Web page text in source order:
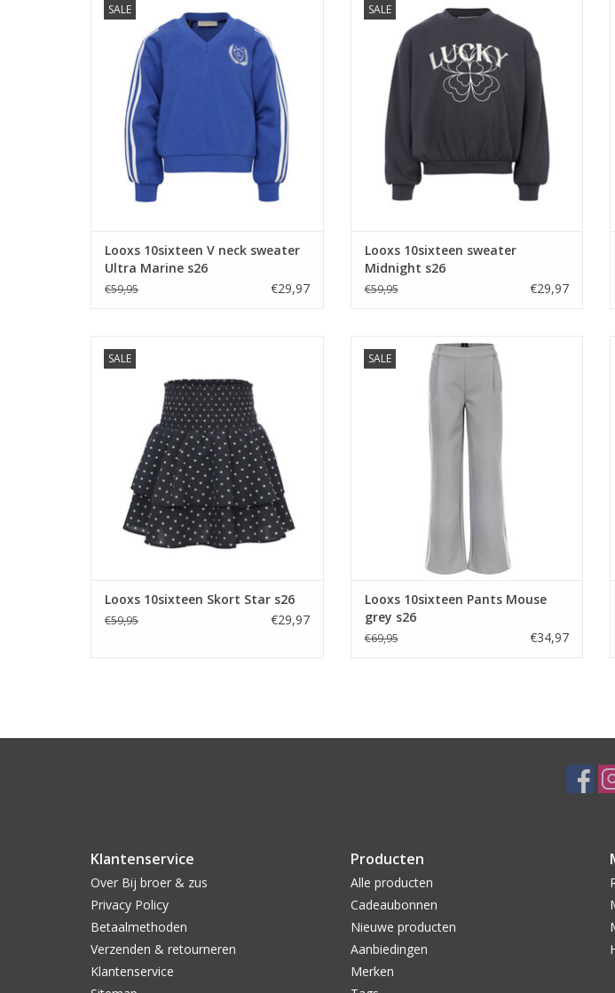
SALE
Marine s26
TOEVOEGEN AAN WINKELWAGEN
Looxs 10sixteen V neck sweater
Ultra Marine s26
€59,95 €29,97
SALE
TOEVOEGEN AAN WINKELWAGEN
Looxs 10sixteen sweater
Midnight s26
€59,95 €29,97
SALE
TOEVOEGEN AAN WINKELWAGEN
Looxs 10sixteen Skort Star s26
€59,95 €29,97
SALE
Looxs 10sixteen Pants Mouse grey s26
TOEVOEGEN AAN WINKELWAGEN
Looxs 10sixteen Pants Mouse
grey s26
€69,95 €34,97
Klantenservice
Over Bij broer & zus
Privacy Policy
Betaalmethoden
Verzenden & retourneren
Klantenservice
Producten
Alle producten
Cadeaubonnen
Nieuwe producten
Aanbiedingen
Merken